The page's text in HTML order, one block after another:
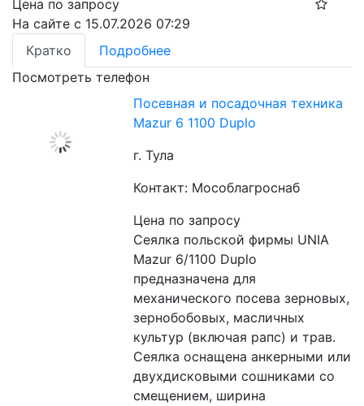
Цена по запросу
На сайте с 15.07.2026 07:29
Кратко
Подробнее
Посмотреть телефон
Посевная и посадочная техника
Mazur 6 1100 Duplo
г. Тула
Контакт: Мособлагроснаб
Цена по запросу
Сеялка польской фирмы UNIA
Mazur 6/1100 Duplo
предназначена для
механического посева зерновых,
зернобобовых, масличных
культур (включая рапс) и трав.
Сеялка оснащена анкерными или
двухдисковыми сошниками со
смещением, ширина